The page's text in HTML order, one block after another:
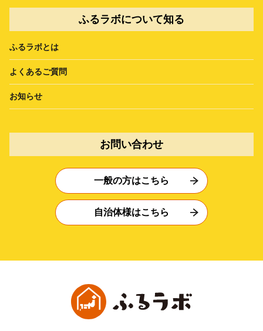
ふるラボについて知る
ふるラボとは
よくあるご質問
お知らせ
お問い合わせ
一般の方はこちら
自治体様はこちら